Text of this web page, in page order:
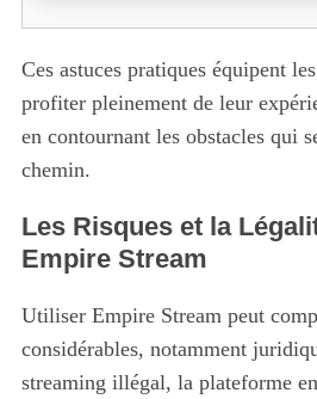
Ces astuces pratiques équipent
profiter pleinement de leur
en contournant les obstacles qui
chemin.
Les Risques et la
Empire Stream
Utiliser Empire Stream peut
considérables, notamment
streaming illégal, la plateforme